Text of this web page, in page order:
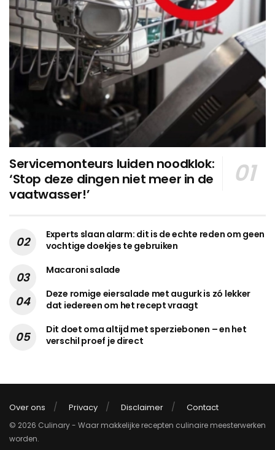
Servicemonteurs luiden noodklok:
‘Stop deze dingen niet meer in de
vaatwasser!’
Experts slaan alarm: dit is de echte reden om geen
vochtige doekjes te gebruiken
Macaroni salade
Deze romige eiersalade met augurk is zó lekker
dat iedereen om het recept vraagt
Dit doet oma altijd met sperziebonen – en het
verschil proef je direct
Over ons Privacy Disclaimer Contact
© 2026 Culinary - Waar makkelijke recepten culinaire meesterwerken
worden.